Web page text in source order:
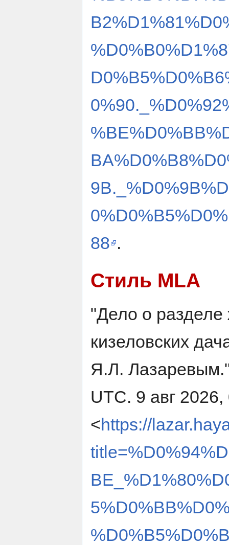
88 .
Стиль MLA
"Дело о разделе
кизеловских
Я.Л.
UTC. 9 авг
<https://